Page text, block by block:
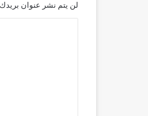
لن يتم نشر عنوان بريدك